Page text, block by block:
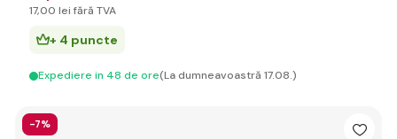
17,00 lei fără TVA
+ 4 puncte
Expediere in 48 de ore(La dumneavoastră 17.08.)
-7%